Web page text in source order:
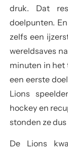
druk. Dat
doelpunten.
zelfs een
wereldsaves
minuten in het
een eerste
Lions
hockey en
stonden ze
De Lions